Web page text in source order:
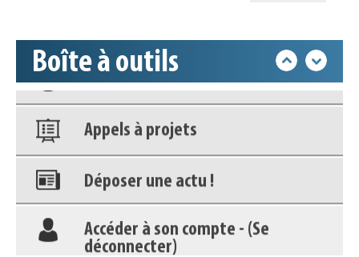
Boîte à outils
Nos veilles Scoop.it
déconnecter)